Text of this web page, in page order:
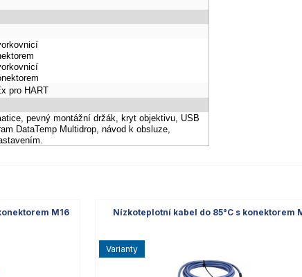
pro HART
pevný montážní držák, kryt objektivu, USB
DataTemp Multidrop, návod k obsluze,
M16 Nízkoteplotní kabel do 85°C s konektorem
varianty